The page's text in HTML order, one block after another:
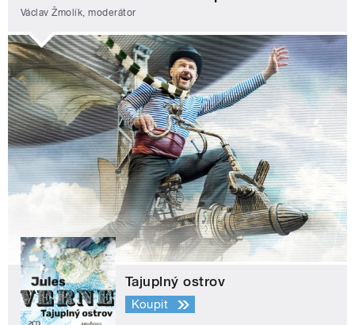
Václav Žmolík, moderátor
Tajuplný ostrov
Koupit